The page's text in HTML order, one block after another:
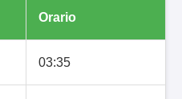
Orario
03:35